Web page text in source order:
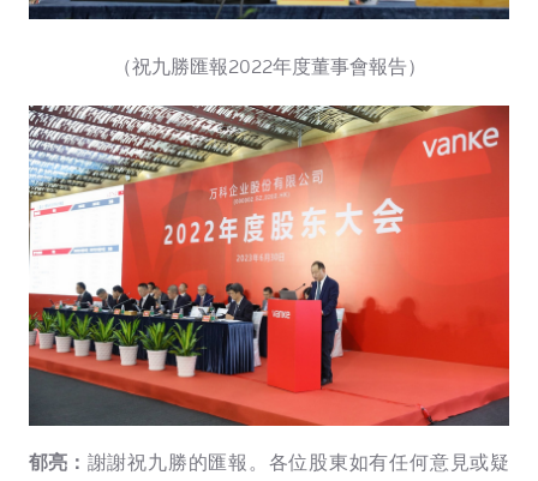
（祝九勝匯報2022年度董事會報告）
郁亮： 謝謝祝九勝的匯報。各位股東如有任何意見或疑